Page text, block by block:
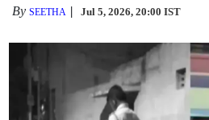
BySEETHA Jul 5, 2026, 20:00 IST